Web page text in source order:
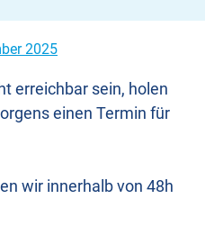
2025
erreichbar sein, holen
einen Termin für
wir innerhalb von 48h